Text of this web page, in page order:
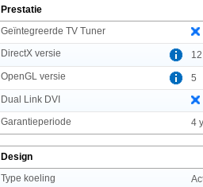
Prestatie
Geïntegreerde TV Tuner
DirectX versie
12
OpenGL versie
5
Dual Link DVI
Garantieperiode
4
Design
Type koeling